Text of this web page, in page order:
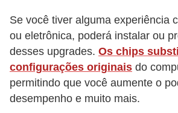
Se você tiver alguma experiência
ou eletrônica, poderá instalar ou
desses upgrades. Os chips
configurações originais do
permitindo que você aumente o
desempenho e muito mais.